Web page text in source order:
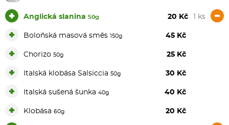
+ Anglická slanina 50g 20 Kč 1 ks -
Boloňská masová směs 150g 45 Kč
Chorizo 50g 25 Kč
Italská klobása Salsiccia 50g 30 Kč
Italská sušená šunka 40g 40 Kč
Klobása 60g 20 Kč